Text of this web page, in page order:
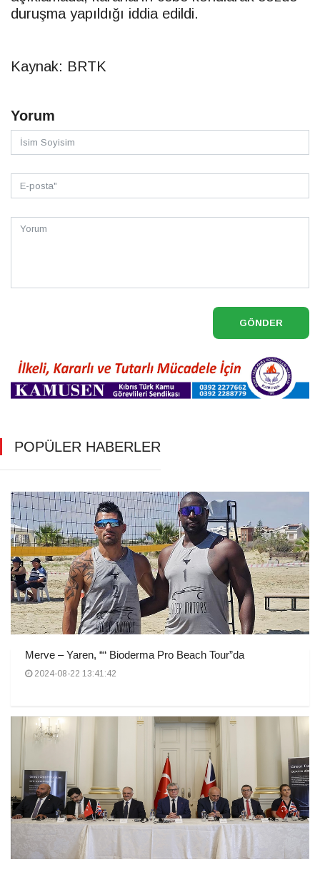
duruşma yapıldığı iddia edildi.
Kaynak: BRTK
Yorum
GÖNDER
POPÜLER HABERLER
Merve – Yaren, ““ Bioderma Pro Beach Tour”da
2024-08-22 13:41:42